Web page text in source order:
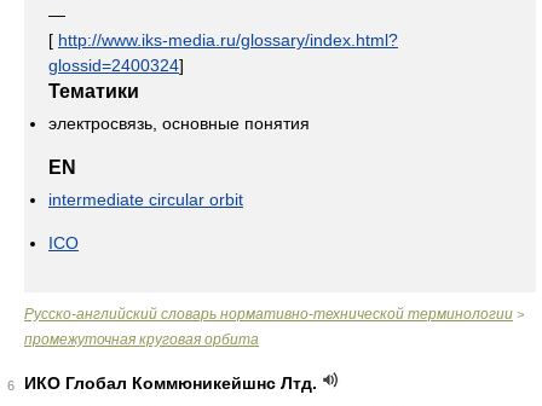
—
[ http://www.iks-media.ru/glossary/index.html?
glossid=2400324]
Тематики
электросвязь, основные понятия
EN
intermediate circular orbit
ICO
Русско-английский словарь нормативно-технической терминологии >
промежуточная круговая орбита
6
ИКО Глобал Коммюникейшнс Лтд.